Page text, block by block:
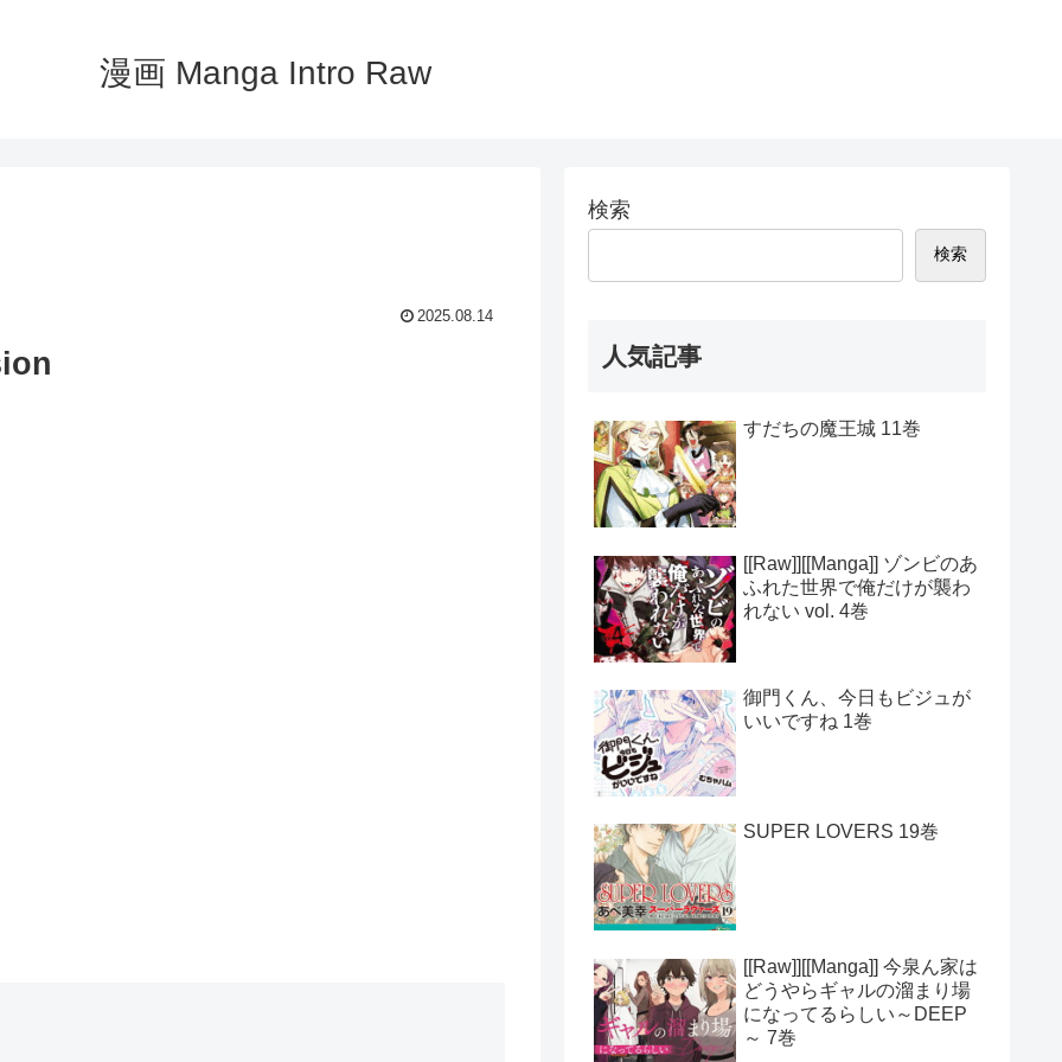
漫画 Manga Intro Raw
2025.08.14
検索
検索
人気記事
すだちの魔王城 11巻
[[Raw]][[Manga]] ゾンビのあ
ふれた世界で俺だけが襲わ
れない vol. 4巻
御門くん、今日もビジュが
いいですね 1巻
SUPER LOVERS 19巻
[[Raw]][[Manga]] 今泉ん家は
どうやらギャルの溜まり場
になってるらしい～DEEP
～ 7巻